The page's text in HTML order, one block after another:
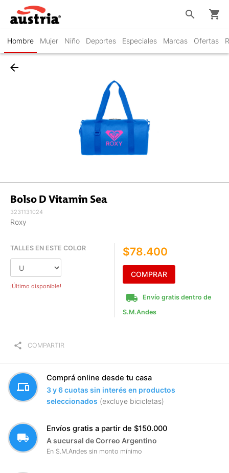
Hombre Mujer Niño Deportes Especiales Marcas Ofertas
search shopping_cart
arrow_back
Bolso D Vitamin Sea
3231131024
Roxy
TALLES EN ESTE COLOR
¡Último disponible!
$78.400
COMPRAR
local_shipping
Envío gratis dentro de
S.M.Andes
share COMPARTIR
devices
Comprá online desde tu casa
3 y 6 cuotas sin interés en productos
seleccionados (excluye bicicletas)
local_shipping
Envíos gratis a partir de $150.000
A sucursal de Correo Argentino
En S.M.Andes sin monto mínimo